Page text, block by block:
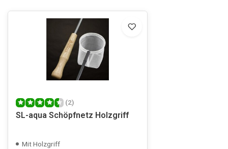
(2)
SL-aqua Schöpfnetz Holzgriff
Mit Holzgriff